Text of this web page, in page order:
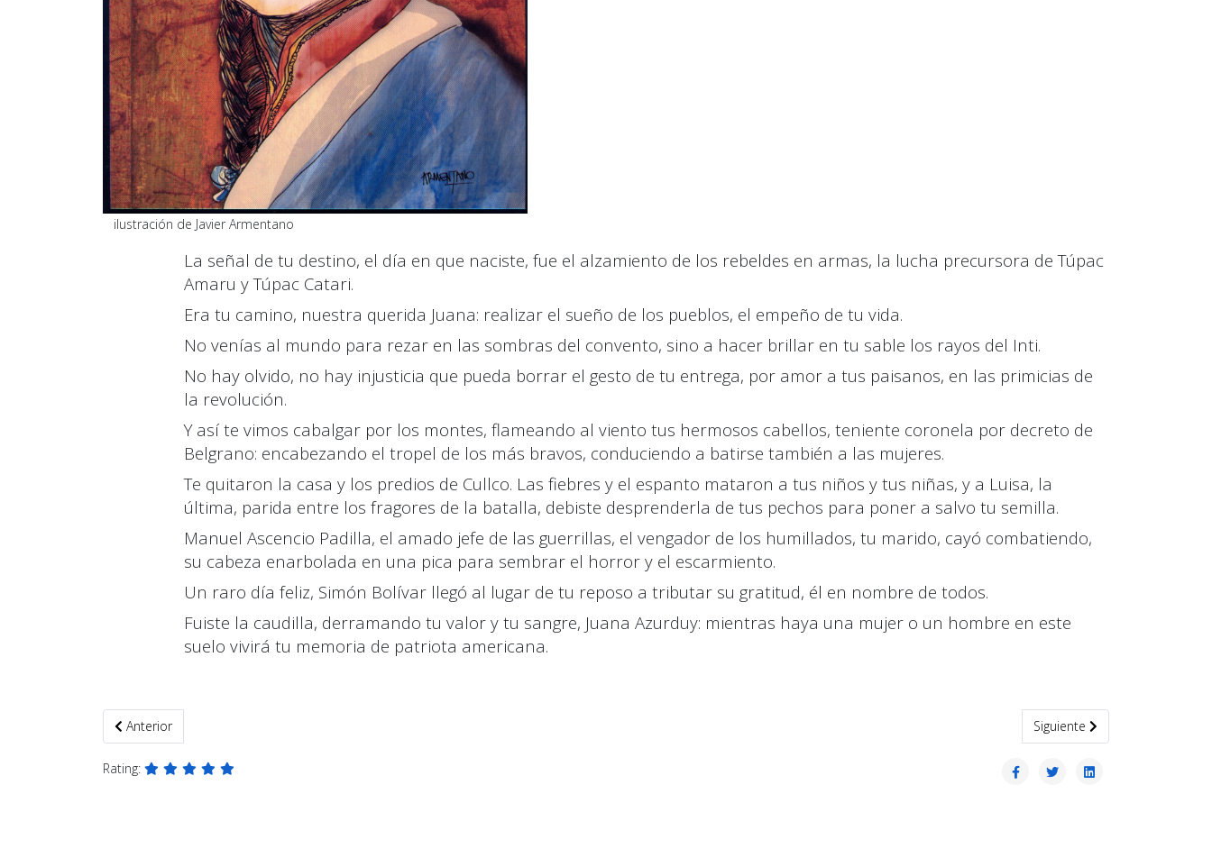
ilustración de Javier Armentano
La señal de tu destino, el día en que naciste, fue el alzamiento de los rebeldes en armas, la lucha precursora de Túpac
Amaru y Túpac Catari.
Era tu camino, nuestra querida Juana: realizar el sueño de los pueblos, el empeño de tu vida.
No venías al mundo para rezar en las sombras del convento, sino a hacer brillar en tu sable los rayos del Inti.
No hay olvido, no hay injusticia que pueda borrar el gesto de tu entrega, por amor a tus paisanos, en las primicias de
la revolución.
Y así te vimos cabalgar por los montes, flameando al viento tus hermosos cabellos, teniente coronela por decreto de
Belgrano: encabezando el tropel de los más bravos, conduciendo a batirse también a las mujeres.
Te quitaron la casa y los predios de Cullco. Las fiebres y el espanto mataron a tus niños y tus niñas, y a Luisa, la
última, parida entre los fragores de la batalla, debiste desprenderla de tus pechos para poner a salvo tu semilla.
Manuel Ascencio Padilla, el amado jefe de las guerrillas, el vengador de los humillados, tu marido, cayó combatiendo,
su cabeza enarbolada en una pica para sembrar el horror y el escarmiento.
Un raro día feliz, Simón Bolívar llegó al lugar de tu reposo a tributar su gratitud, él en nombre de todos.
Fuiste la caudilla, derramando tu valor y tu sangre, Juana Azurduy: mientras haya una mujer o un hombre en este
suelo vivirá tu memoria de patriota americana.
Artículo anterior: Bandoleros santificados
Anterior Artículo siguiente: El otro San
Siguiente
Rating: